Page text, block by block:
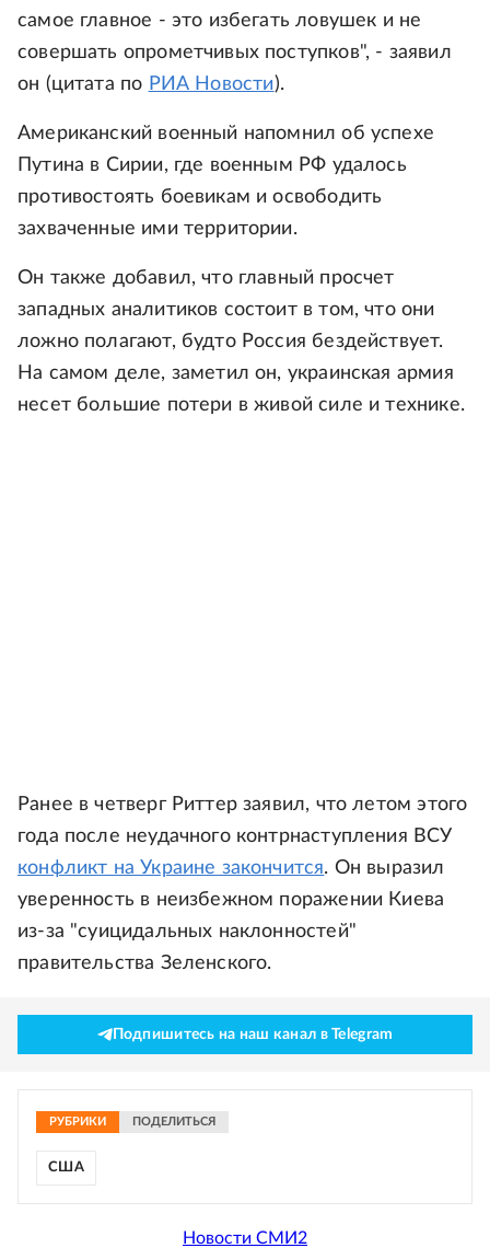
самое главное - это избегать ловушек и не
совершать опрометчивых поступков", - заявил
он (цитата по РИА Новости).
Американский военный напомнил об успехе
Путина в Сирии, где военным РФ удалось
противостоять боевикам и освободить
захваченные ими территории.
Он также добавил, что главный просчет
западных аналитиков состоит в том, что они
ложно полагают, будто Россия бездействует.
На самом деле, заметил он, украинская армия
несет большие потери в живой силе и технике.
Ранее в четверг Риттер заявил, что летом этого
года после неудачного контрнаступления ВСУ
конфликт на Украине закончится. Он выразил
уверенность в неизбежном поражении Киева
из-за "суицидальных наклонностей"
правительства Зеленского.
Подпишитесь на наш канал в Telegram
РУБРИКИ ПОДЕЛИТЬСЯ
США
Новости СМИ2